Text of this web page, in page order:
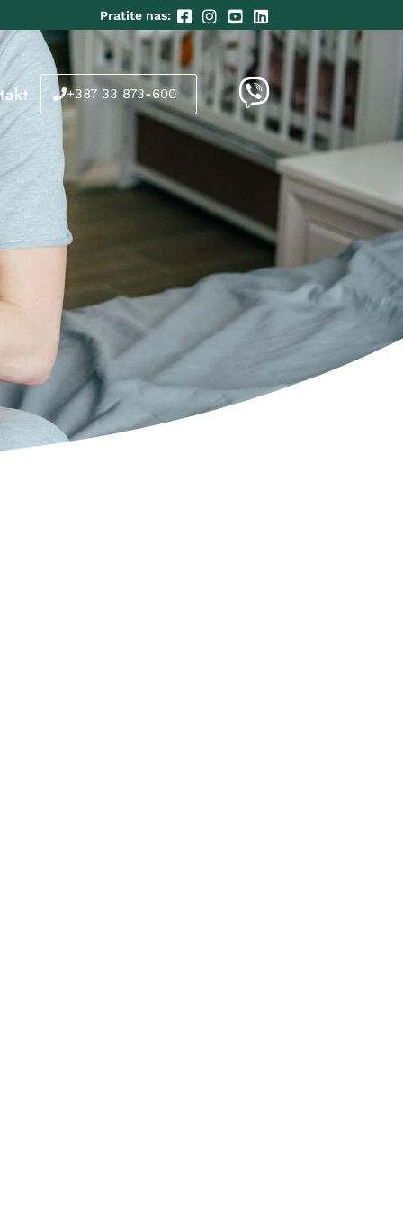
Pratite nas:
+387 33 873-600